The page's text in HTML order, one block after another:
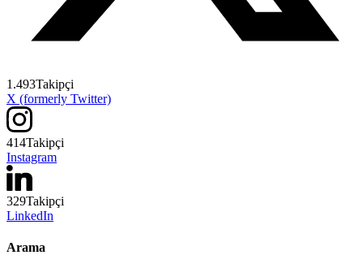
1.493Takipçi
X (formerly Twitter)
414Takipçi
Instagram
329Takipçi
LinkedIn
Arama